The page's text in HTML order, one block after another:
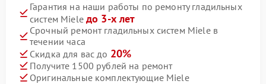
Гарантия на наши работы по ремонту гладильных
систем Miele до 3-х лет
Срочный ремонт гладильных систем Miele в
течении часа
Скидка для вас до 20%
Получите 1500 рублей на ремонт
Оригинальные комплектующие Miele